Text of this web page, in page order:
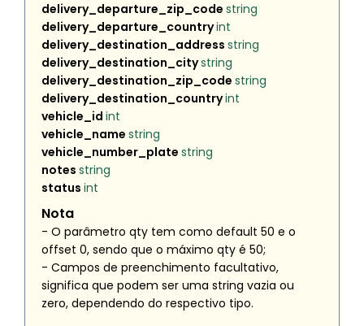
delivery_departure_zip_code string
delivery_departure_countryint
delivery_destination_address string
delivery_destination_citystring
delivery_destination_zip_code string
delivery_destination_countryint
vehicle_id int
vehicle_name string
vehicle_number_plate string
notes string
status int
Nota
- O parâmetro qty tem como default 50 e o
offset 0, sendo que o máximo qty é 50;
- Campos de preenchimento facultativo,
significa que podem ser uma string vazia ou
zero, dependendo do respectivo tipo.